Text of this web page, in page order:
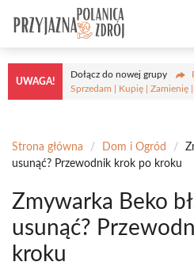
treści
UWAGA!
Dołącz do nowej grupy
Sprzedam | Kupię | Zamienię
Strona główna / Dom i Ogród /
usunąć? Przewodnik krok po kroku
Zmywarka Beko
usunąć?
kroku